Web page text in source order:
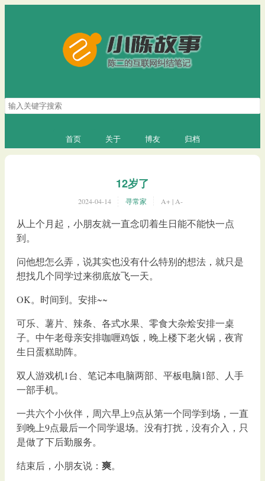
搜
索
字
首页 关于 博友 归档
12岁了
2024-04-14 寻常家 A+ |A-
从上个月起，小朋友就一直念叨着生日能不能快一点
到。
问他想怎么弄，说其实也没有什么特别的想法，就只是
想找几个同学过来彻底放飞一天。
OK。时间到。安排~~
可乐、薯片、辣条、各式水果、零食大杂烩安排一桌
子。中午老母亲安排咖喱鸡饭，晚上楼下老火锅，夜宵
生日蛋糕助阵。
双人游戏机1台、笔记本电脑两部、平板电脑1部、人手
一部手机。
一共六个小伙伴，周六早上9点从第一个同学到场，一直
到晚上9点最后一个同学退场。没有打扰，没有介入，只
是做了下后勤服务。
结束后，小朋友说： 爽。